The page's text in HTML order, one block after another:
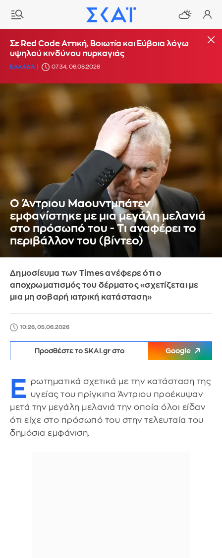
Σε Red Code Αττική, Βοιωτία και Εύβοια λόγω
υψηλού κινδύνου πυρκαγιάς
ΕΛΛΑΔΑ 07:34, 06.08.2026
Ο Άντριου Μαουντμπάτεν
εμφανίστηκε με μια μεγάλη μελανιά
στο πρόσωπό του - Tι αναφέρει το
περιβάλλον του (βίντεο)
Δημοσίευμα των Times ανέφερε ότι ο
αποχρωματισμός του δέρματος «σχετίζεται με
μια μη σοβαρή ιατρική κατάσταση»
10:26, 05.06.2026
Προσθέστε το SKAI.gr στο Google
Ε ρωτηματικά σχετικά με την κατάσταση της
υγείας του πρίγκιπα Άντριου προέκυψαν
μετά την μεγάλη μελανιά την οποία όλοι είδαν
ότι είχε στο πρόσωπό του στην τελευταία του
δημόσια εμφάνιση.